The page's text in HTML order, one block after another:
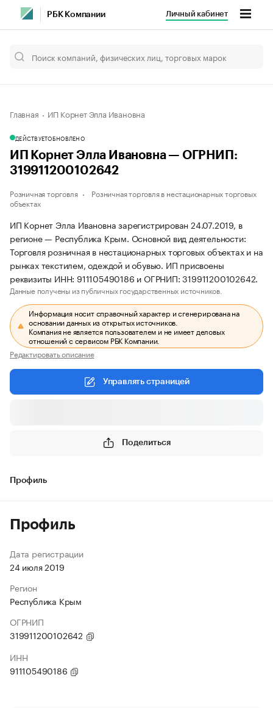
РБК Компании Личный кабинет
Главная ИП Корнет Элла Ивановна
ДЕЙСТВУЕТОБНОВЛЕНО
ИП Корнет Элла Ивановна — ОГРНИП:
319911200102642
Розничная торговля
Розничная торговля в нестационарных торговых
объектах
ИП Корнет Элла Ивановна зарегистрирован 24.07.2019, в
регионе — Республика Крым. Основной вид деятельности:
Торговля розничная в нестационарных торговых объектах и на
рынках текстилем, одеждой и обувью. ИП присвоены
реквизиты ИНН: 911105490186 и ОГРНИП: 319911200102642.
Данные получены из публичных государственных источников.
Информация носит справочный характер и сгенерирована на
основании данных из открытых источников.
Компания не является пользователем и не имеет деловых
отношений с сервисом РБК Компании.
Редактировать описание
Управлять страницей
Поделиться
Профиль
Профиль
Дата регистрации
24 июля 2019
Регион
Республика Крым
ОГРНИП
319911200102642
ИНН
911105490186